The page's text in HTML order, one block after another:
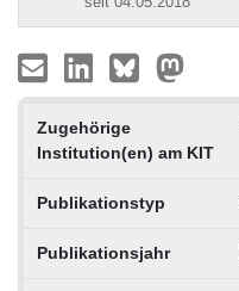
Zugehörige
Institution(en) am KIT
Publikationstyp
Publikationsjahr